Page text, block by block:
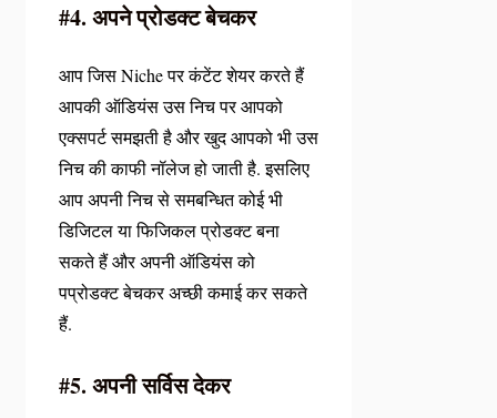
#4. अपने प्रोडक्ट बेचकर
आप जिस Niche पर कंटेंट शेयर करते हैं
आपकी ऑडियंस उस निच पर आपको
एक्सपर्ट समझती है और खुद आपको भी उस
निच की काफी नॉलेज हो जाती है. इसलिए
आप अपनी निच से समबन्धित कोई भी
डिजिटल या फिजिकल प्रोडक्ट बना
सकते हैं और अपनी ऑडियंस को
पप्रोडक्ट बेचकर अच्छी कमाई कर सकते
हैं.
#5. अपनी सर्विस देकर